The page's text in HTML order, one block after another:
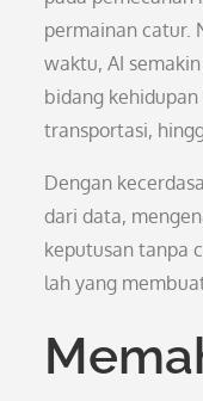
permainan catur.
waktu, AI
bidang
transportasi,
Dengan
dari data,
keputusan tanpa
lah yang